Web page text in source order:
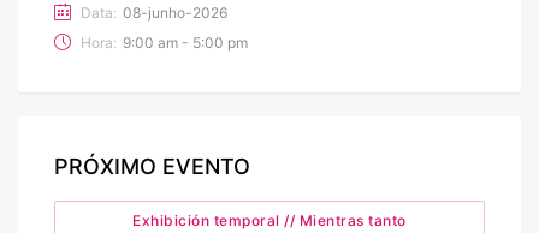
Data: 08-junho-2026
Hora: 9:00 am - 5:00 pm
PRÓXIMO EVENTO
Exhibición temporal // Mientras tanto